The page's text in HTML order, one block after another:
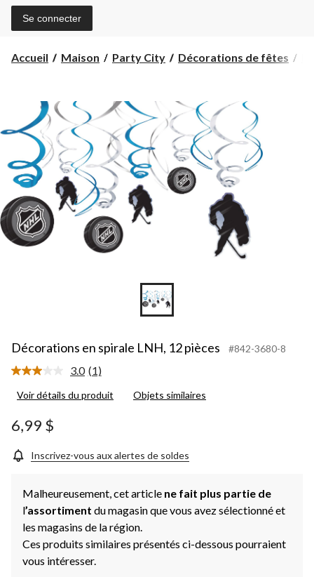
Se connecter
Accueil Maison Party City Décorations de fêtes
Décorations en spirale LNH, 12 pièces #842-3680-8
3.0 Lire
commentaire.
page.
(1)
Voir détails du produit Objets similaires
6,99 $
Inscrivez-vous aux alertes de soldes
Malheureusement, cet article ne fait plus partie de
l’assortiment du magasin que vous avez sélectionné et
les magasins de la région.
Ces produits similaires présentés ci-dessous pourraient
vous intéresser.